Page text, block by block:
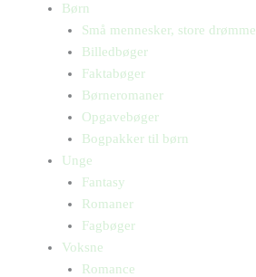
Børn
Små mennesker, store drømme
Billedbøger
Faktabøger
Børneromaner
Opgavebøger
Bogpakker til børn
Unge
Fantasy
Romaner
Fagbøger
Voksne
Romance